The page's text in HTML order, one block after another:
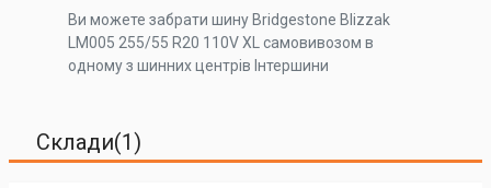
Ви можете забрати шину Bridgestone Blizzak
LM005 255/55 R20 110V XL самовивозом в
одному з шинних центрів Інтершини
Склади(1)